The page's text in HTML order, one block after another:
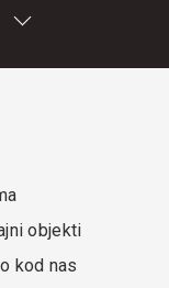
objekti
kod nas